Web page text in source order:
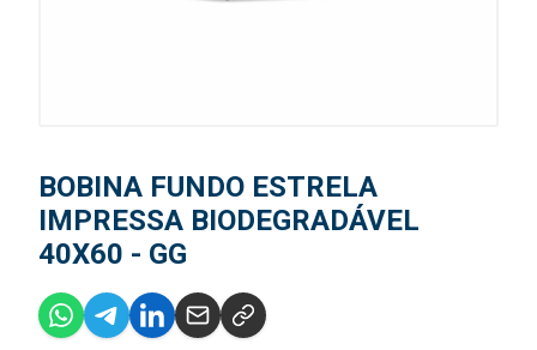
BOBINA FUNDO ESTRELA
IMPRESSA BIODEGRADÁVEL
40X60 - GG